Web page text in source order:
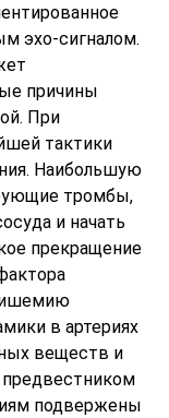
эхо-сигналом.
причины
При
тактики
Наибольшую
тромбы,
и начать
прекращение
ишемию
в артериях
веществ и
предвестником
подвержены